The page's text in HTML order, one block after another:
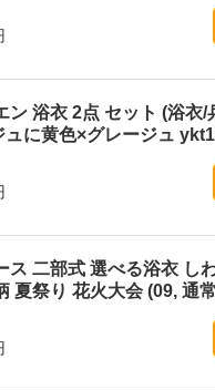
浴衣 2点 セット (浴衣/
ュに黄色×グレージュ
ス 二部式 選べる浴衣 し
夏祭り 花火大会 (09, 通